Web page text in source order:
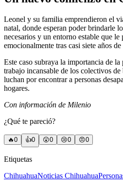
Leonel y su familia emprendieron el
natal, donde esperan poder brindarle
necesarios y un entorno estable que
emocionalmente tras casi siete años de
Este caso subraya la importancia de
trabajo incansable de los colectivos
luchan por encontrar a personas
hogares.
Con información de Milenio
¿Qué te pareció?
🔥0 👍0 😲0 😢0 😠0
Etiquetas
ChihuahuaNoticias Chihuahua